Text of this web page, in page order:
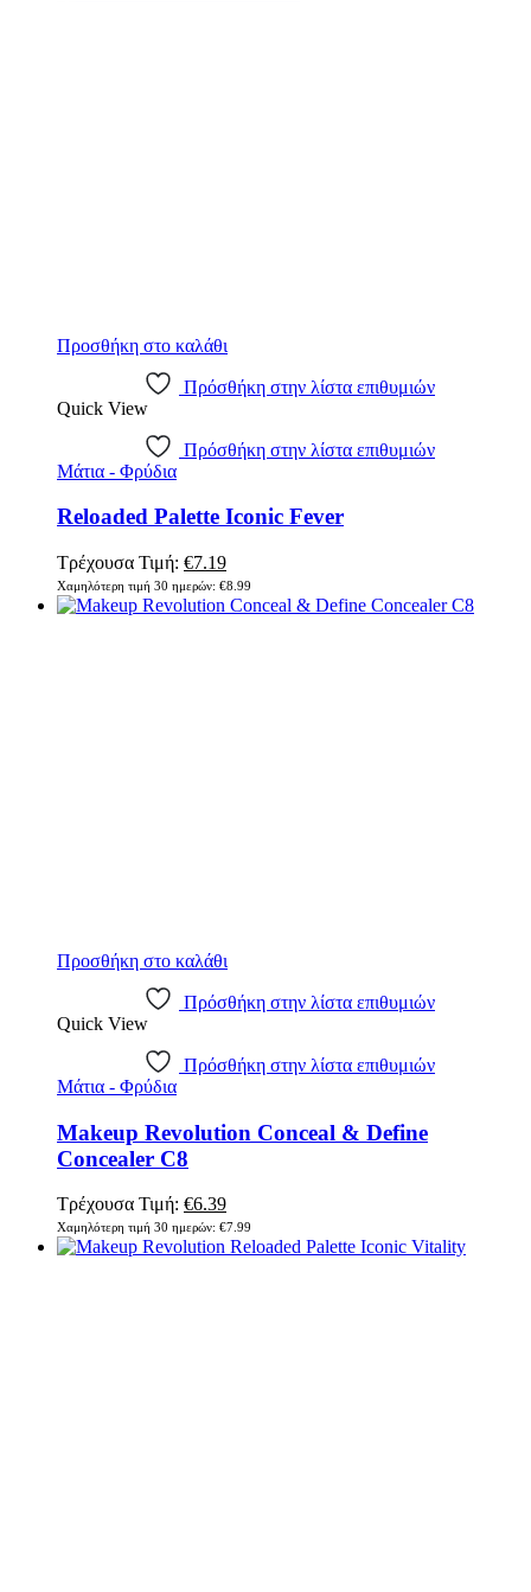
Προσθήκη στο καλάθι
Πρόσθήκη στην λίστα επιθυμιών
Quick View
Πρόσθήκη στην λίστα επιθυμιών
Μάτια - Φρύδια
Reloaded Palette Iconic Fever
Τρέχουσα Τιμή: Original
price
was:
€7.19Η
τρέχουσα
τιμή
Χαμηλότερη τιμή 30 ημερών: €8.99
Προσθήκη στο καλάθι
Πρόσθήκη στην λίστα επιθυμιών
Quick View
Πρόσθήκη στην λίστα επιθυμιών
Μάτια - Φρύδια
Makeup Revolution Conceal & Define
Concealer C8
Τρέχουσα Τιμή: Original
price
was:
€6.39Η
τρέχουσα
τιμή
Χαμηλότερη τιμή 30 ημερών: €7.99